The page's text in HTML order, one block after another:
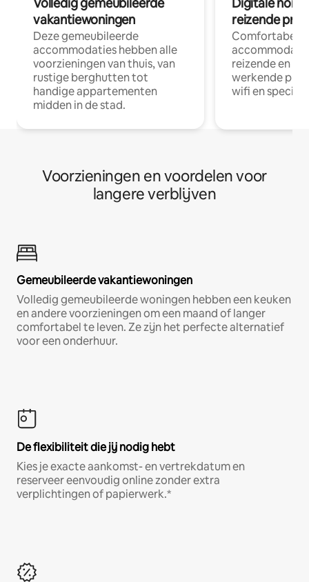
vakantiewoningen
Deze gemeubileerde
accommodaties hebben alle
voorzieningen van thuis, van
rustige berghutten tot
handige appartementen
midden in de stad.
reizende
Comfortabele
reizende en
werkende
wifi en
Voorzieningen en voordelen voor
langere verblijven
Gemeubileerde vakantiewoningen
Volledig gemeubileerde woningen hebben een keuken
en andere voorzieningen om een maand of langer
comfortabel te leven. Ze zijn het perfecte alternatief
voor een onderhuur.
De flexibiliteit die jij nodig hebt
Kies je exacte aankomst- en vertrekdatum en
reserveer eenvoudig online zonder extra
verplichtingen of papierwerk.*